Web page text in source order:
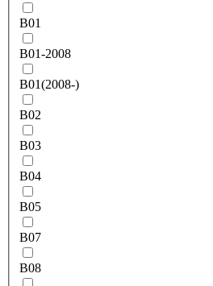
B01
B01-2008
B01(2008-)
B02
B03
B04
B05
B07
B08